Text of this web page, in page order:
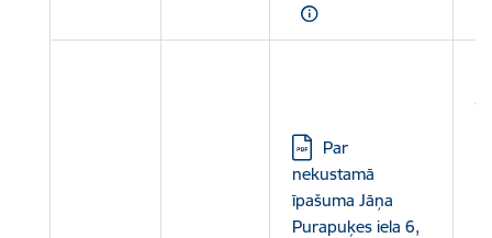
Lejupielādēt:
Par
nekustamā
īpašuma Jāņa
Purapuķes iela 6,